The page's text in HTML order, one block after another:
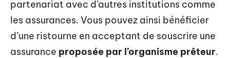
partenariat avec d’autres institutions comme
les assurances. Vous pouvez ainsi bénéficier
d’une ristourne en acceptant de souscrire une
assurance proposée par l’organisme prêteur.